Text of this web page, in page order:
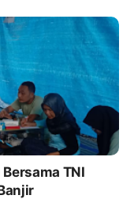
TNI